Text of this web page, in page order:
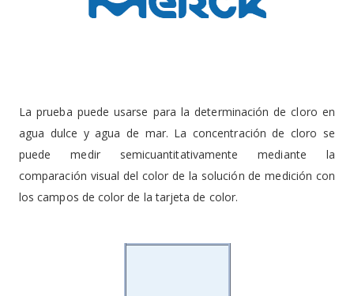
La prueba puede usarse para la determinación de cloro en
agua dulce y agua de mar. La concentración de cloro se
puede medir semicuantitativamente mediante la
comparación visual del color de la solución de medición con
los campos de color de la tarjeta de color.